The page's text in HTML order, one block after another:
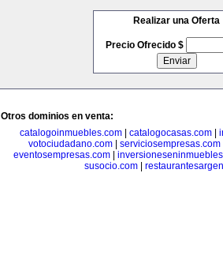
Realizar una Oferta
Precio Ofrecido $
Otros dominios en venta:
catalogoinmuebles.com| catalogocasas.com|
votociudadano.com| serviciosempresas.com
eventosempresas.com
susocio.com|